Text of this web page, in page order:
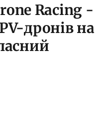
Racing -
дронів на